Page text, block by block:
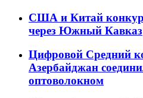
США и Китай
через Южный Кавказ
Цифровой Средний
Азербайджан
оптоволокном